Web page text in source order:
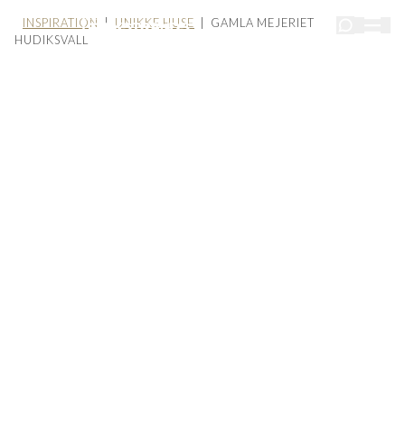
INSPIRATION | UNIKKE HUSE | GAMLA MEJERIET
HUDIKSVALL